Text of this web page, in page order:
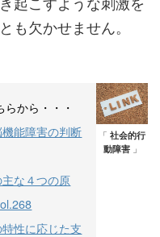
も欠かせません。
「 社会的行
動障害 」
らから・・・
能障害の判断
な４つの原
性に応じた支